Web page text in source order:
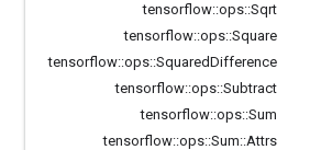
tensorflow::ops::Sqrt
tensorflow::ops::Square
tensorflow::ops::SquaredDifference
tensorflow::ops::Subtract
tensorflow::ops::Sum
tensorflow::ops::Sum::Attrs